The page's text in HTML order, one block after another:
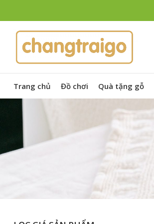
Trang chủ Đồ chơi Quà tặng gỗ